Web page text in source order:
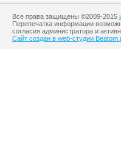
Все права защищены ©2009-2015
Перепечатка информации
согласия администратора и
Сайт создан в web-студии